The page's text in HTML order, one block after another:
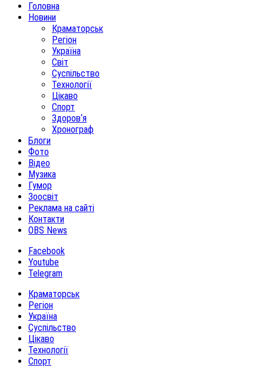
Головна
Новини
Краматорськ
Регіон
Україна
Світ
Суспільство
Технології
Цікаво
Спорт
Здоров‘я
Хронограф
Блоги
Фото
Відео
Музика
Гумор
Зоосвіт
Реклама на сайті
Контакти
OBS News
Facebook
Youtube
Telegram
Краматорськ
Регіон
Україна
Суспільство
Цікаво
Технології
Спорт